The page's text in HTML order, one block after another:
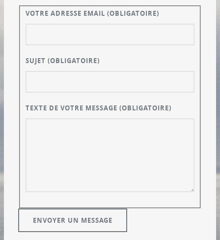
VOTRE ADRESSE EMAIL(OBLIGATOIRE)
SUJET(OBLIGATOIRE)
TEXTE DE VOTRE MESSAGE(OBLIGATOIRE)